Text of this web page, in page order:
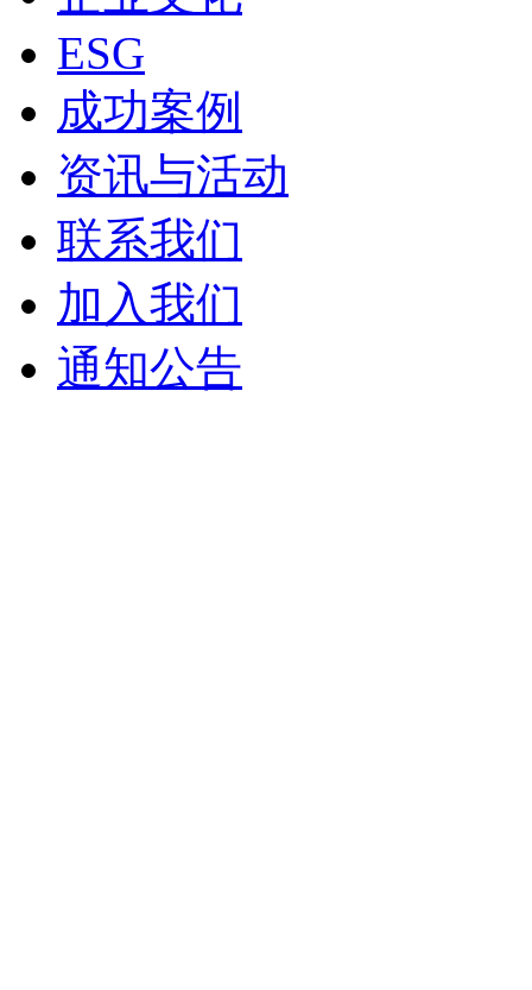
ESG
成功案例
资讯与活动
联系我们
加入我们
通知公告